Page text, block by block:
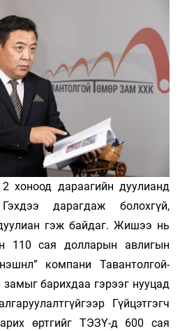
хоноод дараагийн дуулианд
дарагдаж болохгүй,
гэж байдаг. Жишээ нь
110 сая долларын авлигын
компани Тавантолгой-
барихдаа гэрээг нууцад
Гүйцэтгэгч
өртгийг ТЭЗҮ-д 600 сая